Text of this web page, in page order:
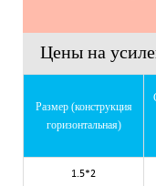
Цены на
Размер (конструкция
горизонтальная)
1.5*2